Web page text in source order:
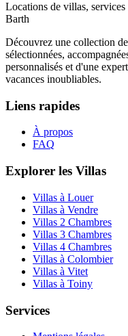
Locations de villas,
Barth
Découvrez une collection
sélectionnées,
personnalisés et d'une
vacances inoubliables.
Liens rapides
À propos
FAQ
Explorer les Villas
Villas à Louer
Villas à Vendre
Villas 2 Chambres
Villas 3 Chambres
Villas 4 Chambres
Villas à Colombier
Villas à Vitet
Villas à Toiny
Services